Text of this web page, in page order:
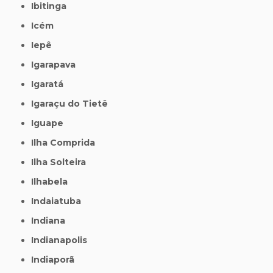
Ibitinga
Icém
Iepê
Igarapava
Igaratá
Igaraçu do Tietê
Iguape
Ilha Comprida
Ilha Solteira
Ilhabela
Indaiatuba
Indiana
Indianapolis
Indiaporã